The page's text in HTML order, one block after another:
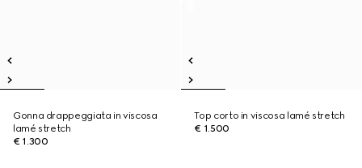
Gonna drappeggiata in viscosa
lamé stretch
€ 1.300
Top corto in viscosa lamé stretch
€ 1.500